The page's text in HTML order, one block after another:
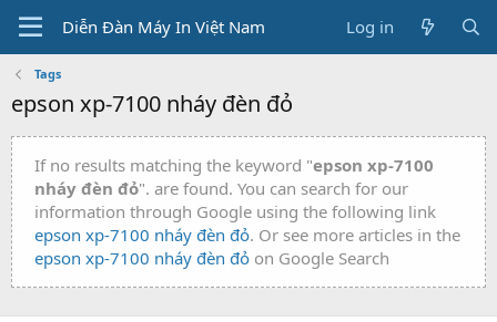
Diễn Đàn Máy In Việt Nam Log in
Tags
epson xp-7100 nháy đèn đỏ
If no results matching the keyword "epson xp-7100
nháy đèn đỏ". are found. You can search for our
information through Google using the following link
epson xp-7100 nháy đèn đỏ. Or see more articles in the
epson xp-7100 nháy đèn đỏ on Google Search